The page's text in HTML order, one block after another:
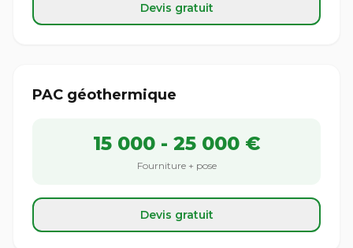
Devis gratuit
PAC géothermique
15 000 - 25 000 €
Fourniture + pose
Devis gratuit